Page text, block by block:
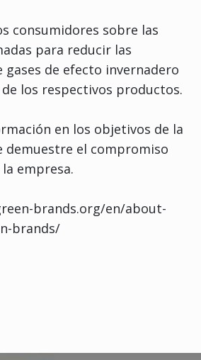
consumidores sobre las
para reducir las
gases de efecto invernadero
de los respectivos productos.
en los objetivos de la
demuestre el compromiso
empresa.
brands.org/en/about-
brands/